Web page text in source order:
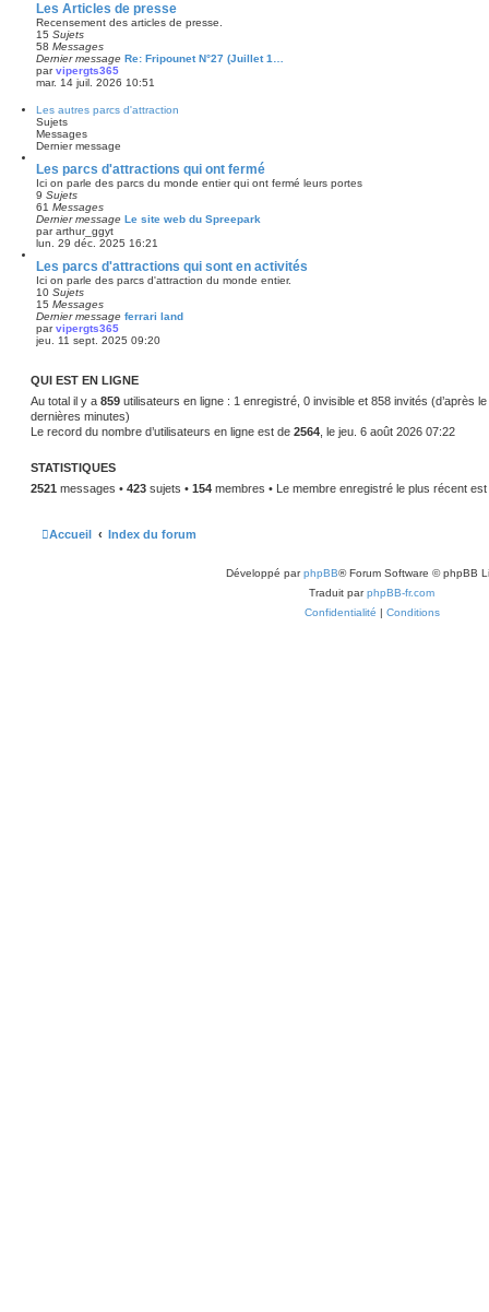
Les Articles de presse
Recensement des articles de presse.
15 Sujets
58 Messages
Dernier message Re: Fripounet N°27 (Juillet 1…
parvipergts365
mar. 14 juil. 2026 10:51
Les autres parcs d'attraction
Sujets
Messages
Dernier message
Les parcs d'attractions qui ont fermé
Ici on parle des parcs du monde entier qui ont fermé leurs portes
9 Sujets
61 Messages
Dernier message Le site web du Spreepark
pararthur_ggyt
lun. 29 déc. 2025 16:21
Les parcs d'attractions qui sont en activités
Ici on parle des parcs d'attraction du monde entier.
10 Sujets
15 Messages
Dernier message ferrari land
parvipergts365
jeu. 11 sept. 2025 09:20
QUI EST EN LIGNE
Au total il y a 859 utilisateurs en ligne : 1 enregistré, 0 invisible et 858 invités (d’après
dernières minutes)
Le record du nombre d’utilisateurs en ligne est de 2564 , le jeu. 6 août 2026 07:22
STATISTIQUES
2521 messages • 423 sujets • 154 membres • Le membre enregistré le plus récent est
Accueil Index du forum
Développé parphpBB® Forum Software © phpBB
Traduit parphpBB-fr.com
Confidentialité | Conditions